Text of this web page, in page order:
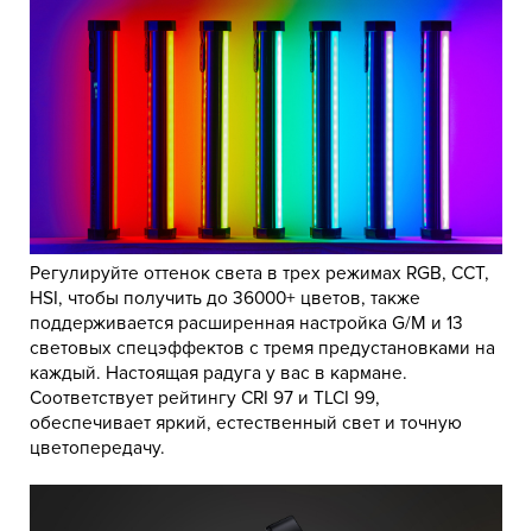
Регулируйте оттенок света в трех режимах RGB, CCT,
HSI, чтобы получить до 36000+ цветов, также
поддерживается расширенная настройка G/M и 13
световых спецэффектов с тремя предустановками на
каждый. Настоящая радуга у вас в кармане.
Соответствует рейтингу CRI 97 и TLCI 99,
обеспечивает яркий, естественный свет и точную
цветопередачу.